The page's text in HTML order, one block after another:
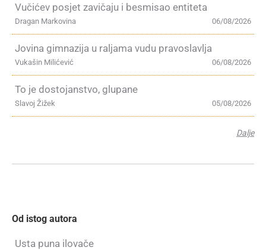
Vučićev posjet zavičaju i besmisao entiteta
06/08/2026
Dragan Markovina
Jovina gimnazija u raljama vudu pravoslavlja
06/08/2026
Vukašin Milićević
To je dostojanstvo, glupane
05/08/2026
Slavoj Žižek
Dalje
Od istog autora
Usta puna ilovače